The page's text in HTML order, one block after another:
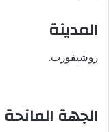
المدينة
روشيفورت.
الجهة المانحة